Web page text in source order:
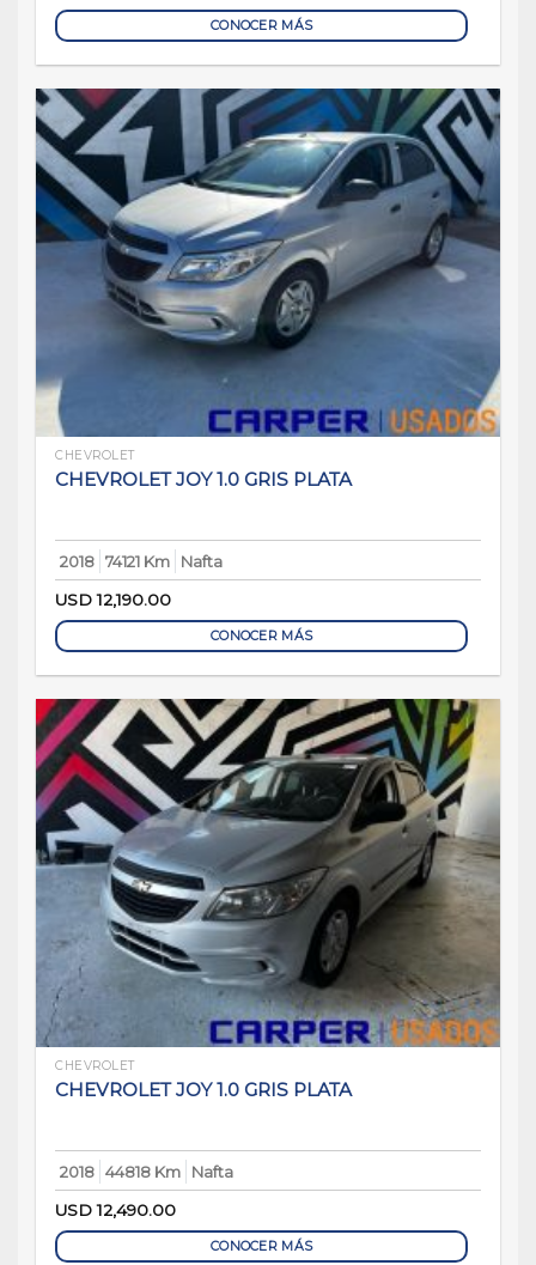
CONOCER MÁS
CHEVROLET
CHEVROLET JOY 1.0 GRIS PLATA
2018 74121 Km
Nafta
USD12,190.00
CONOCER MÁS
CHEVROLET
CHEVROLET JOY 1.0 GRIS PLATA
2018 44818 Km
Nafta
USD12,490.00
CONOCER MÁS